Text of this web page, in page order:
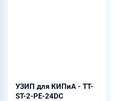
УЗИП для КИПиА - TT-
ST-2-PE-24DC